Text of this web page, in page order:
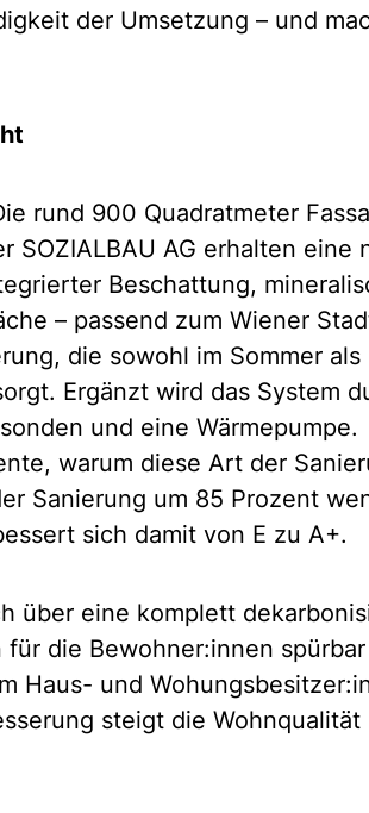
der Umsetzung – und
rund 900 Quadratmeter
SOZIALBAU AG erhalten
Beschattung,
– passend zum Wiener
die sowohl im Sommer
Ergänzt wird das System
und eine Wärmepumpe.
warum diese Art der
Sanierung um 85 Prozent
sich damit von E zu A+.
über eine komplett
die Bewohner:innen
Haus- und
steigt die